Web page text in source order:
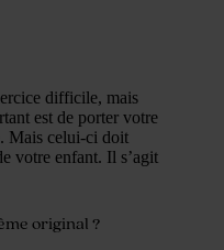
difficile, mais
est de porter votre
Mais celui-ci doit
votre enfant. Il s’agit
original ?